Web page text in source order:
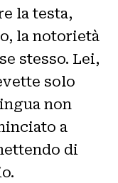
la testa,
la notorietà
stesso. Lei,
solo
non
a
di